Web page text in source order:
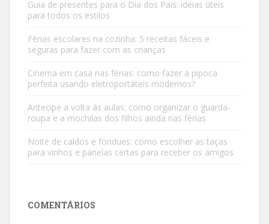
Guia de presentes para o Dia dos Pais: ideias úteis
para todos os estilos
Férias escolares na cozinha: 5 receitas fáceis e
seguras para fazer com as crianças
Cinema em casa nas férias: como fazer a pipoca
perfeita usando eletroportáteis modernos?
Antecipe a volta às aulas: como organizar o guarda-
roupa e a mochilas dos filhos ainda nas férias
Noite de caldos e fondues: como escolher as taças
para vinhos e panelas certas para receber os amigos
COMENTÁRIOS